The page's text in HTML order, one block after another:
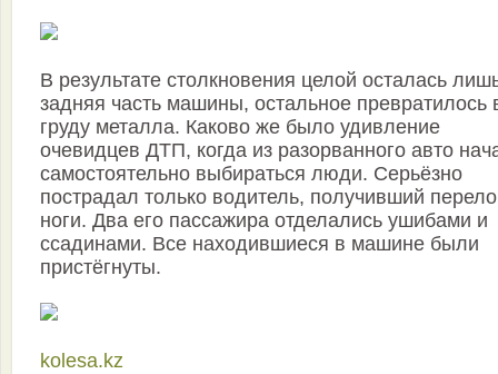
В результате столкновения целой осталась
задняя часть машины, остальное превратилось
груду металла. Каково же было удивление
очевидцев ДТП, когда из разорванного авто
самостоятельно выбираться люди. Серьёзно
пострадал только водитель, получивший
ноги. Два его пассажира отделались ушибами и
ссадинами. Все находившиеся в машине были
пристёгнуты.
kolesa.kz